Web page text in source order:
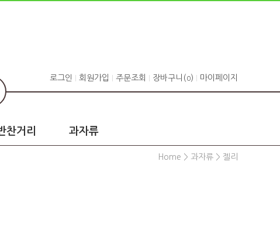
로그인 회원가입 주문조회 장바구니( 0 ) 마이페이지
찬거리 과자류
Home > 과자류 > 젤리